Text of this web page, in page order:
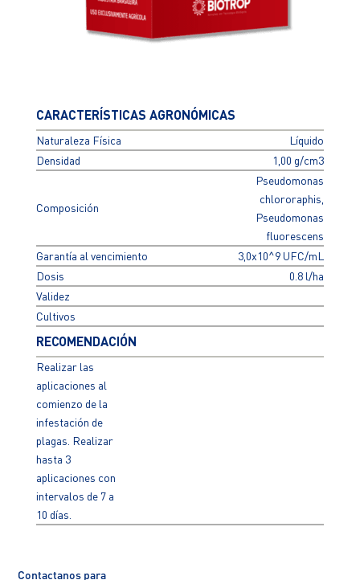
CARACTERÍSTICAS AGRONÓMICAS
Naturaleza Física
Líquido
Densidad
1,00 g/cm3
Composición
Pseudomonas
chlororaphis,
Pseudomonas
fluorescens
Garantía al vencimiento
3,0x10^9 UFC/mL
Dosis
0.8 l/ha
Validez
Cultivos
RECOMENDACIÓN
Realizar las
aplicaciones al
comienzo de la
infestación de
plagas. Realizar
hasta 3
aplicaciones con
intervalos de 7 a
10 días.
Contactanos para